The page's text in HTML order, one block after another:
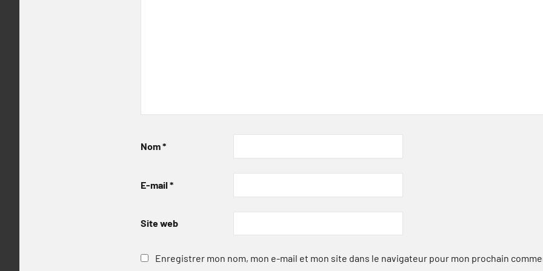
Nom*
E-mail *
Site web
Enregistrer mon nom, mon e-mail et mon site dans le navigateur pour mon prochain